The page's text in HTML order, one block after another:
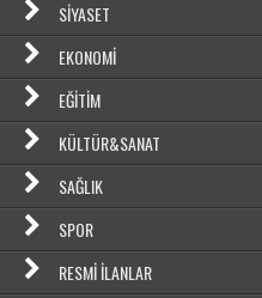
SIYASET
EKONOMI
EĞITIM
KÜLTÜR&SANAT
SAĞLIK
SPOR
RESMI İLANLAR